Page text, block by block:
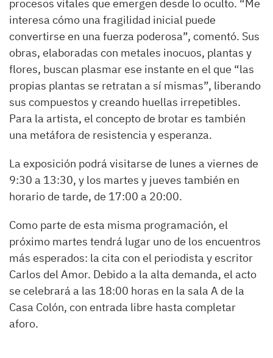
procesos vitales que emergen desde lo oculto. “Me
interesa cómo una fragilidad inicial puede
convertirse en una fuerza poderosa”, comentó. Sus
obras, elaboradas con metales inocuos, plantas y
flores, buscan plasmar ese instante en el que “las
propias plantas se retratan a sí mismas”, liberando
sus compuestos y creando huellas irrepetibles.
Para la artista, el concepto de brotar es también
una metáfora de resistencia y esperanza.
La exposición podrá visitarse de lunes a viernes de
9:30 a 13:30, y los martes y jueves también en
horario de tarde, de 17:00 a 20:00.
Como parte de esta misma programación, el
próximo martes tendrá lugar uno de los encuentros
más esperados: la cita con el periodista y escritor
Carlos del Amor. Debido a la alta demanda, el acto
se celebrará a las 18:00 horas en la sala A de la
Casa Colón, con entrada libre hasta completar
aforo.